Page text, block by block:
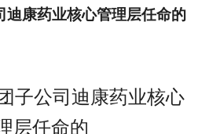
迪康药业核心管理层任命的
子公司迪康药业核心
层任命的